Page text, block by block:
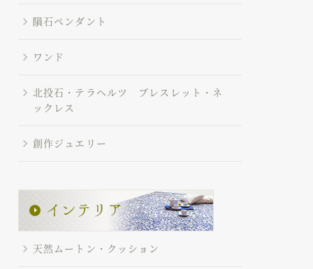
隕石ペンダント
ワンド
北投石・テラヘルツ ブレスレット・ネ
ックレス
創作ジュエリー
天然ムートン・クッション